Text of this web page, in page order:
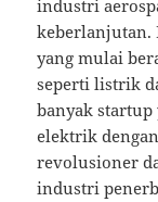
industri
keberlanjutan.
yang mulai
seperti listrik
banyak startup
elektrik
revolusioner
industri